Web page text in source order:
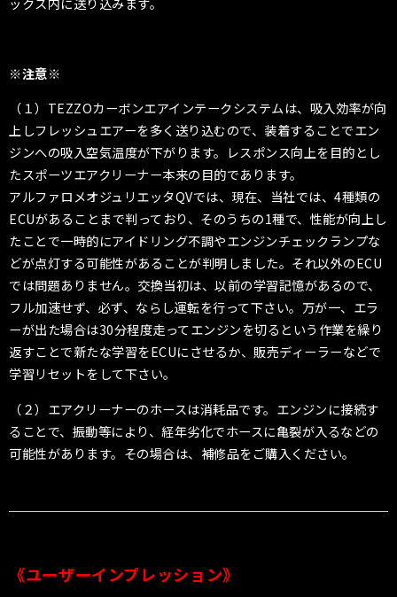
※注意※
（１）TEZZOカーボンエアインテークシステムは、吸入効率が向
上しフレッシュエアーを多く送り込むので、装着することでエン
ジンへの吸入空気温度が下がります。レスポンス向上を目的とし
たスポーツエアクリーナー本来の目的であります。
アルファロメオジュリエッタQVでは、現在、当社では、4種類の
ECUがあることまで判っており、そのうちの1種で、性能が向上し
たことで一時的にアイドリング不調やエンジンチェックランプな
どが点灯する可能性があることが判明しました。それ以外のECU
では問題ありません。交換当初は、以前の学習記憶があるので、
フル加速せず、必ず、ならし運転を行って下さい。万が一、エラ
ーが出た場合は30分程度走ってエンジンを切るという作業を繰り
返すことで新たな学習をECUにさせるか、販売ディーラーなどで
学習リセットをして下さい。
（２）エアクリーナーのホースは消耗品です。エンジンに接続す
ることで、振動等により、経年劣化でホースに亀裂が入るなどの
可能性があります。その場合は、補修品をご購入ください。
《ユーザーインプレッション》